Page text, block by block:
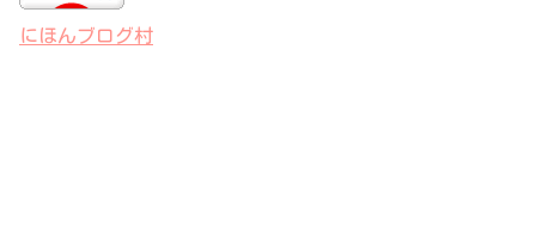
にほんブログ村